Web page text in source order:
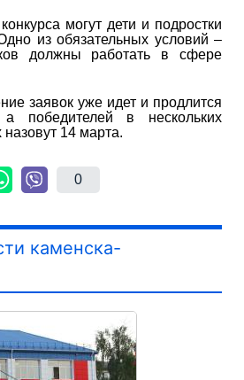
могут дети и подростки
из обязательных условий –
должны работать в сфере
заявок уже идет и продлится
победителей в нескольких
назовут 14 марта.
0
каменска-